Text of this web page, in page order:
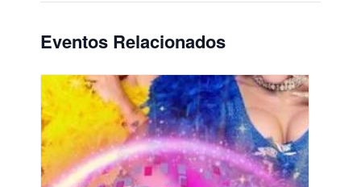
Eventos Relacionados